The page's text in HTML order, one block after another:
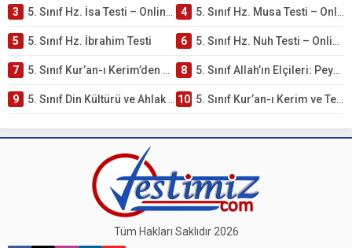
3 5. Sınıf Hz. İsa Testi – Online Çöz 4 5. Sınıf Hz. Musa Testi – Online Çöz
5 5. Sınıf Hz. İbrahim Testi 6 5. Sınıf Hz. Nuh Testi – Online Çöz
7 5. Sınıf Kur’an-ı Kerim’den Öğütler – Peygamber Kıssaları Testi – Online Çöz 8 5. Sınıf Allah’ın Elçileri: Peygamberler Testi – Online Çöz
9 5. Sınıf Din Kültürü ve Ahlak Bilgisi 3. Ünite: Kur’an-ı Kerim Çalışmaları 10 5. Sınıf Kur’an-ı Kerim ve Temel Özellikleri Testi – Online Çöz
Tüm Hakları Saklıdır 2026